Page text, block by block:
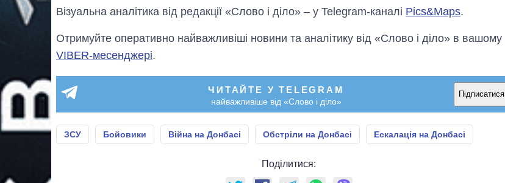
Візуальна аналітика від редакції «Слово і діло» – у Telegram-каналі Pics&Maps.
Отримуйте оперативно найважливіші новини та аналітику від «Слово і діло» в вашому
VIBER-месенджері.
ЧИТАЙТЕ У TELEGRAM
найважливіше від «Слово і діло»
Підписатися
ЗСУ Бойовики Війна на Донбасі Обстріли на Донбасі Ескалація на Донбасі
Поділитися: